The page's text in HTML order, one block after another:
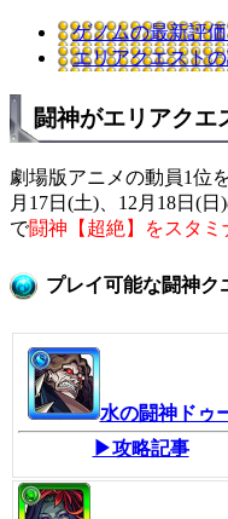
ゲノムの最新評
エリアクエスト
闘神がエリアクエ
劇場版アニメの動員1位
月17日(土)、12月18日(
で闘神【超絶】をスタミ
プレイ可能な闘神ク
水の闘神ドゥ
▶攻略記事